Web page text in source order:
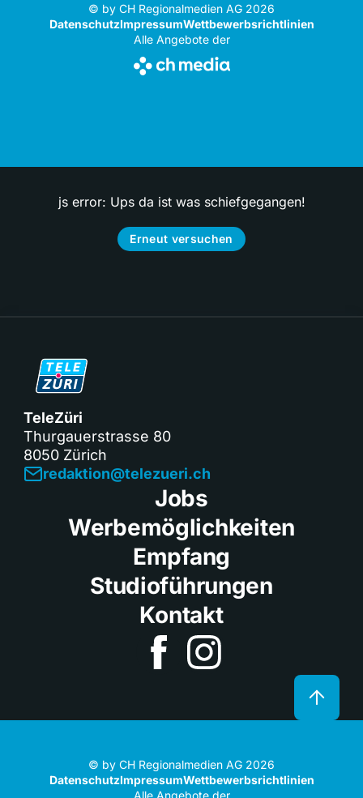
© by CH Regionalmedien AG 2026
DatenschutzImpressumWettbewerbsrichtlinien
Alle Angebote der
js error: Ups da ist was schiefgegangen!
Erneut versuchen
TeleZüri
Thurgauerstrasse 80
8050 Zürich
redaktion@telezueri.ch
Jobs
Werbemöglichkeiten
Empfang
Studioführungen
Kontakt
© by CH Regionalmedien AG 2026
DatenschutzImpressumWettbewerbsrichtlinien
Alle Angebote der